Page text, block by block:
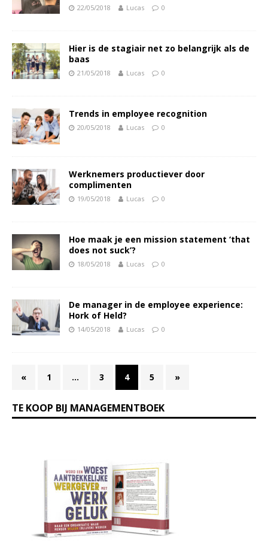
22/05/2018 Lucas 0
Hier is de stagiair net zo belangrijk als de
baas
21/05/2018 Lucas 0
Trends in employee recognition
20/05/2018 Lucas 0
Werknemers productiever door
complimenten
19/05/2018 Lucas 0
Hoe maak je een mission statement ‘that
does not suck’?
18/05/2018 Lucas 0
De manager in de employee experience:
Hork of Held?
14/05/2018 Lucas 0
« 1 … 3 4 5 »
TE KOOP BIJ MANAGEMENTBOEK